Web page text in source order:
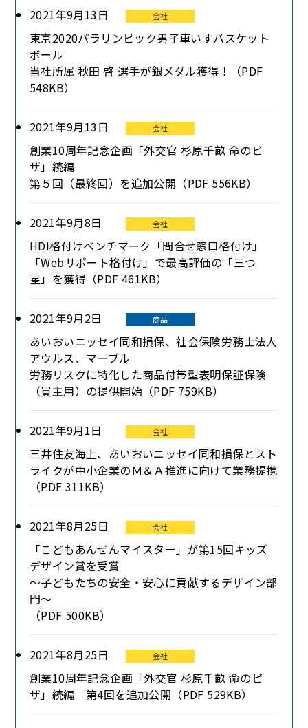
2021年9月13日 会社
東京2020パラリンピック男子車いすバスケット
ボール
当社所属 秋田 啓 選手が銀メダル獲得！（PDF
548KB）
2021年9月13日 会社
創業10周年記念企画「外交官 杉原千畝 命のビ
ザ」続編
第５回（最終回）を追加公開（PDF 556KB）
2021年9月8日 会社
HDI格付けベンチマーク「問合せ窓口格付け」
「Webサポート格付け」で最高評価の「三つ
星」を獲得（PDF 461KB）
2021年9月2日 商品
あいおいニッセイ同和損保、社会保険労務士法人
アウルス、マーブル
労務リスクに特化した商品付帯型表明保証保険
（買主用）の提供開始（PDF 759KB）
2021年9月1日 会社
三井住友海上、あいおいニッセイ同和損保とスト
ライクが中小企業のＭ＆Ａ推進に向けて業務提携
（PDF 311KB）
2021年8月25日 会社
「こどもあんぜんマイスター」が第15回キッズ
デザイン賞を受賞
～子どもたちの安全・安心に貢献するデザイン部
門～
（PDF 500KB）
2021年8月25日 会社
創業10周年記念企画「外交官 杉原千畝 命のビ
ザ」続編 第4回を追加公開（PDF 529KB）